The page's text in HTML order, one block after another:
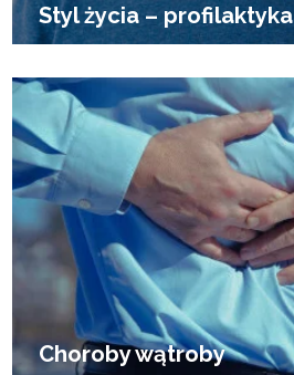
Styl życia – profilaktyka
Choroby wątroby